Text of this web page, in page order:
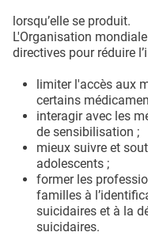
lorsqu’elle se produit.
L'Organisation
directives pour réduire
limiter l'accès aux
certains
interagir avec les
de sensibilisation ;
mieux suivre et
adolescents ;
former les
familles à
suicidaires et à la
suicidaires.